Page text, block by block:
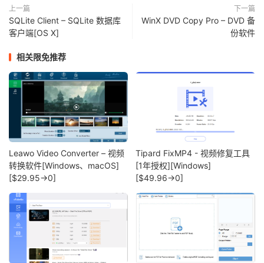
上一篇
SQLite Client – SQLite 数据库
客户端[OS X]
下一篇
WinX DVD Copy Pro – DVD 备
份软件
相关限免推荐
Leawo Video Converter – 视频
转换软件[Windows、macOS]
[$29.95→0]
Tipard FixMP4 - 视频修复工具
[1年授权][Windows]
[$49.96→0]